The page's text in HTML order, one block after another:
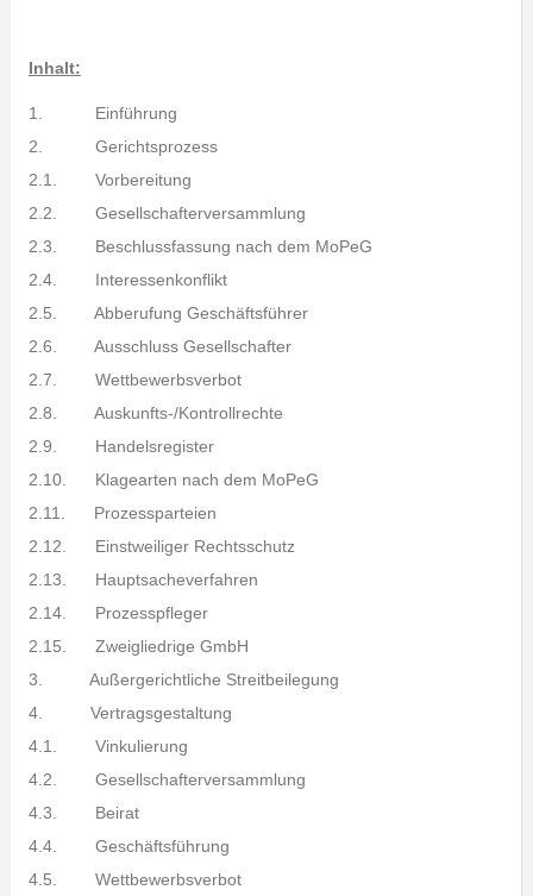
Inhalt:
1. Einführung
2. Gerichtsprozess
2.1. Vorbereitung
2.2. Gesellschafterversammlung
2.3. Beschlussfassung nach dem MoPeG
2.4. Interessenkonflikt
2.5. Abberufung Geschäftsführer
2.6. Ausschluss Gesellschafter
2.7. Wettbewerbsverbot
2.8. Auskunfts-/Kontrollrechte
2.9. Handelsregister
2.10. Klagearten nach dem MoPeG
2.11. Prozessparteien
2.12. Einstweiliger Rechtsschutz
2.13. Hauptsacheverfahren
2.14. Prozesspfleger
2.15. Zweigliedrige GmbH
3. Außergerichtliche Streitbeilegung
4. Vertragsgestaltung
4.1. Vinkulierung
4.2. Gesellschafterversammlung
4.3. Beirat
4.4. Geschäftsführung
4.5. Wettbewerbsverbot